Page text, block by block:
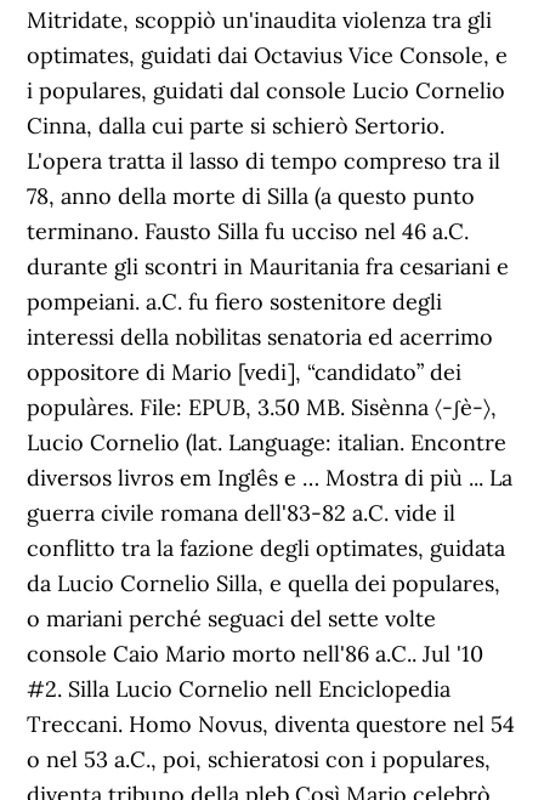
Mitridate, scoppiò un'inaudita violenza tra gli
optimates, guidati dai Octavius Vice Console, e
i populares, guidati dal console Lucio Cornelio
Cinna, dalla cui parte si schierò Sertorio.
L'opera tratta il lasso di tempo compreso tra il
78, anno della morte di Silla (a questo punto
terminano. Fausto Silla fu ucciso nel 46 a.C.
durante gli scontri in Mauritania fra cesariani e
pompeiani. a.C. fu fiero sostenitore degli
interessi della nobìlitas senatoria ed acerrimo
oppositore di Mario [vedi], “candidato” dei
populàres. File: EPUB, 3.50 MB. Sisènna 〈-ʃè-〉,
Lucio Cornelio (lat. Language: italian. Encontre
diversos livros em Inglês e … Mostra di più ... La
guerra civile romana dell'83-82 a.C. vide il
conflitto tra la fazione degli optimates, guidata
da Lucio Cornelio Silla, e quella dei populares,
o mariani perché seguaci del sette volte
console Caio Mario morto nell'86 a.C.. Jul '10
#2. Silla Lucio Cornelio nell Enciclopedia
Treccani. Homo Novus, diventa questore nel 54
o nel 53 a.C., poi, schieratosi con i populares,